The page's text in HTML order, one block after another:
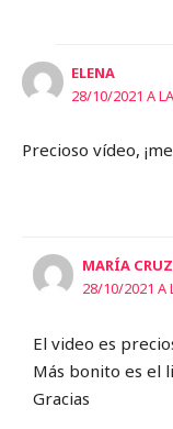
ELENA
28/10/2021 A
Precioso vídeo,
MARÍA CRUZ
28/10/2021 A
El video es
Más bonito es el
Gracias